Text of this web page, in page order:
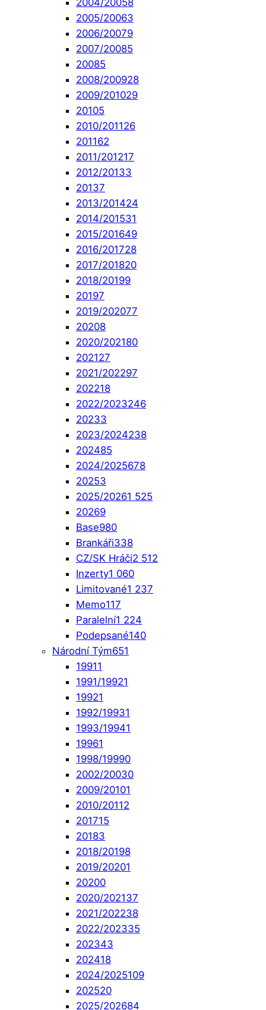
2004/20058
2005/20063
2006/20079
2007/20085
20085
2008/200928
2009/201029
20105
2010/201126
201162
2011/201217
2012/20133
20137
2013/201424
2014/201531
2015/201649
2016/201728
2017/201820
2018/20199
20197
2019/202077
20208
2020/202180
202127
2021/202297
202218
2022/2023246
20233
2023/2024238
202485
2024/2025678
20253
2025/20261 525
20269
Base980
Brankáři338
CZ/SK Hráči2 512
Inzerty1 060
Limitované1 237
Memo117
Paralelní1 224
Podepsané140
Národní Tým651
19911
1991/19921
19921
1992/19931
1993/19941
19961
1998/19990
2002/20030
2009/20101
2010/20112
201715
20183
2018/20198
2019/20201
20200
2020/202137
2021/202238
2022/202335
202343
202418
2024/2025109
202520
2025/202684